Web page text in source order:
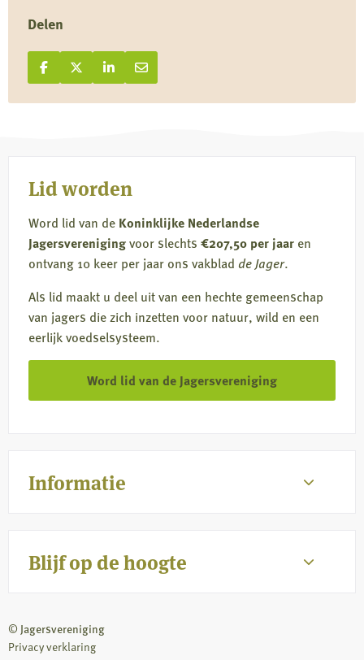
Delen
Deel op Facebook
Deel
op
Deel op X
Deel
op
Deel op LinkedIn
Deel
op
Deel via e-mail
Deel
via
Informatie
Lid worden
Word lid van de Koninklijke Nederlandse
Jagersverenigingvoor slechts €207,50 per jaar en
ontvang 10 keer per jaar ons vakblad de Jager.
Als lid maakt u deel uit van een hechte gemeenschap
van jagers die zich inzetten voor natuur, wild en een
eerlijk voedselsysteem.
Word lid van de Jagersvereniging
Blijf op de hoogte
© Jagersvereniging
Privacy verklaring